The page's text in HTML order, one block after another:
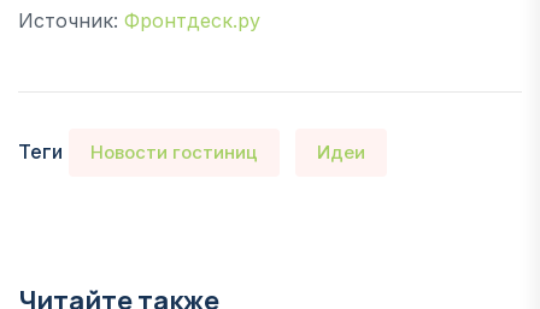
Источник: Фронтдеск.ру
Теги Новости гостиниц Идеи
Читайте также